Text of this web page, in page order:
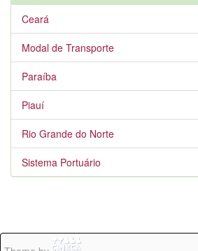
Ceará
Modal de Transporte
Paraíba
Piauí
Rio Grande do Norte
Sistema Portuário